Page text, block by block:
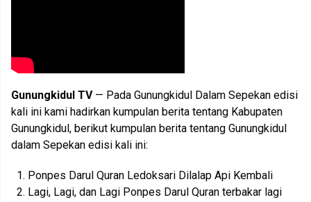
Gunungkidul TV— Pada Gunungkidul Dalam Sepekan edisi
kali ini kami hadirkan kumpulan berita tentang Kabupaten
Gunungkidul, berikut kumpulan berita tentang Gunungkidul
dalam Sepekan edisi kali ini:
Ponpes Darul Quran Ledoksari Dilalap Api Kembali
Lagi, Lagi, dan Lagi Ponpes Darul Quran terbakar lagi